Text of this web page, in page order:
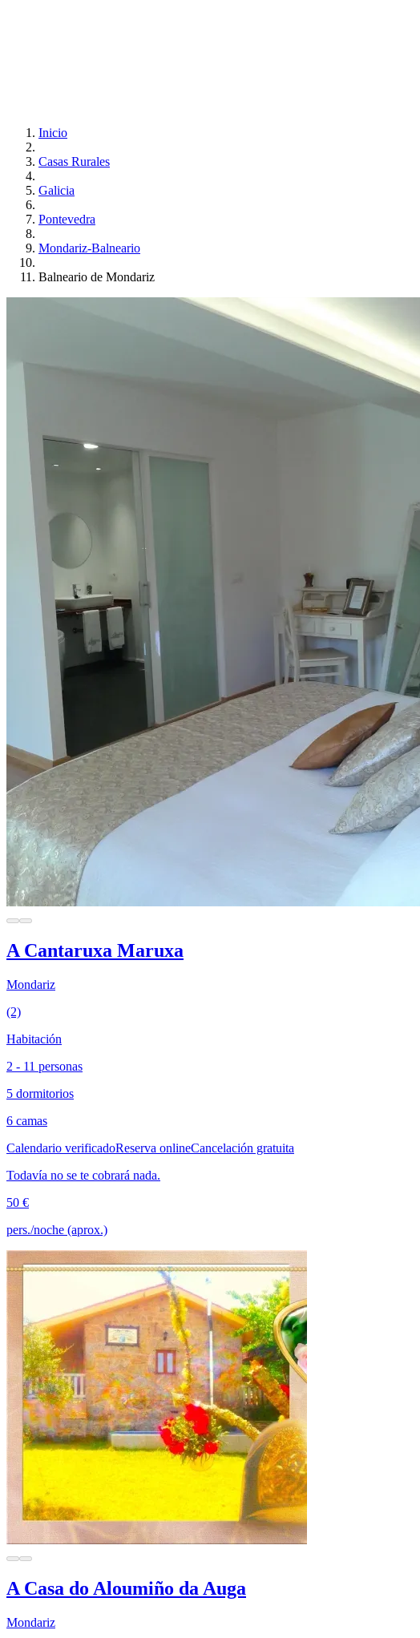
Inicio
Casas Rurales
Galicia
Pontevedra
Mondariz-Balneario
Balneario de Mondariz
A Cantaruxa Maruxa
Mondariz
(2)
Habitación
2 - 11 personas
5 dormitorios
6 camas
Calendario verificadoReserva onlineCancelación gratuita
Todavía no se te cobrará nada.
50 €
pers./noche (aprox.)
A Casa do Aloumiño da Auga
Mondariz